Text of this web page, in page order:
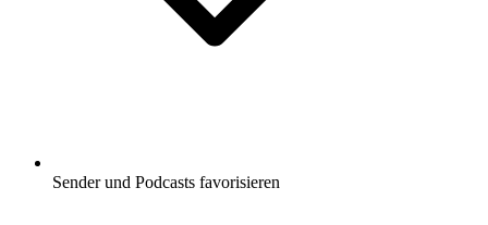
Sender und Podcasts favorisieren